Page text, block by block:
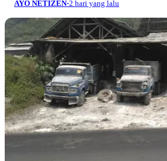
AYO NETIZEN·2 hari yang lalu